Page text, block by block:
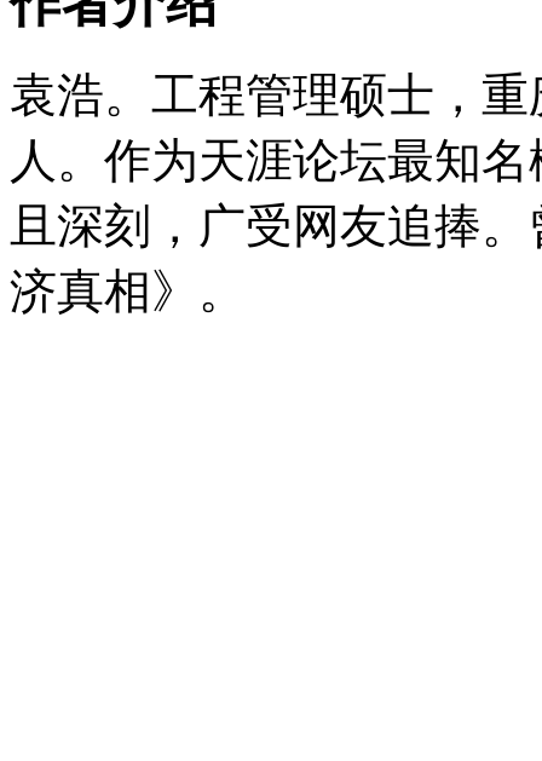
袁浩。工程管理硕士，
人。作为天涯论坛最知
且深刻，广受网友追捧
济真相》。